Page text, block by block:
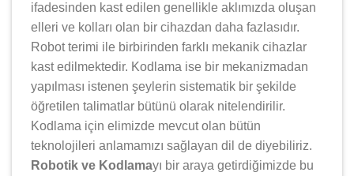
ifadesinden kast edilen genellikle aklımızda oluşan
elleri ve kolları olan bir cihazdan daha fazlasıdır.
Robot terimi ile birbirinden farklı mekanik cihazlar
kast edilmektedir. Kodlama ise bir mekanizmadan
yapılması istenen şeylerin sistematik bir şekilde
öğretilen talimatlar bütünü olarak nitelendirilir.
Kodlama için elimizde mevcut olan bütün
teknolojileri anlamamızı sağlayan dil de diyebiliriz.
Robotik ve Kodlamayı bir araya getirdiğimizde bu